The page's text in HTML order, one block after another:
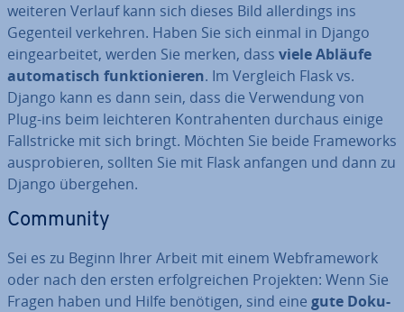
weiteren Verlauf kann sich dieses Bild al­ler­dings ins
Gegenteil verkehren. Haben Sie sich einmal in Django
ein­ge­ar­bei­tet, werden Sie merken, dass viele Abläufe
au­to­ma­tisch funk­tio­nie­ren. Im Vergleich Flask vs.
Django kann es dann sein, dass die Ver­wen­dung von
Plug-ins beim leich­te­ren Kon­tra­hen­ten durchaus einige
Fall­stri­cke mit sich bringt. Möchten Sie beide Frame­works
aus­pro­bie­ren, sollten Sie mit Flask anfangen und dann zu
Django übergehen.
Community
Sei es zu Beginn Ihrer Arbeit mit einem Web­frame­work
oder nach den ersten er­folg­rei­chen Projekten: Wenn Sie
Fragen haben und Hilfe benötigen, sind eine gute Do­ku­